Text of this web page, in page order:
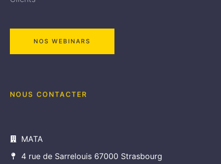
NOS WEBINARS
NOUS CONTACTER
MATA
4 rue de Sarrelouis 67000 Strasbourg